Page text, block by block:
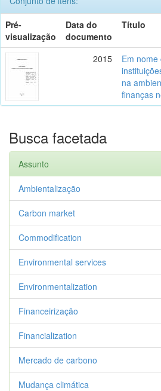
Pré-
visualização
Data do
documento
Título
2015
Em nome
na
finanças
Busca facetada
Assunto
Ambientalização
Carbon market
Commodification
Environmental services
Environmentalization
Financeirização
Financialization
Mercado de carbono
Mudança climática